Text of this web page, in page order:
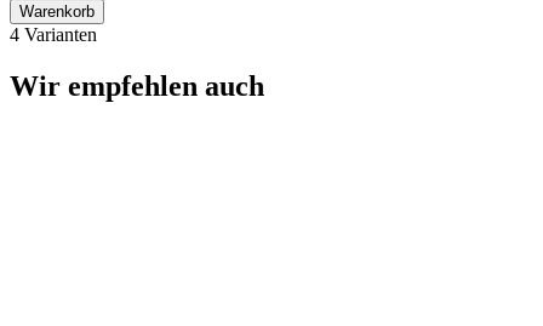
Warenkorb
4 Varianten
Wir empfehlen auch